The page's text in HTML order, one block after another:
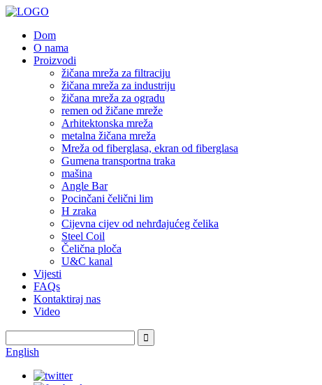
Dom
O nama
Proizvodi
žičana mreža za filtraciju
žičana mreža za industriju
žičana mreža za ogradu
remen od žičane mreže
Arhitektonska mreža
metalna žičana mreža
Mreža od fiberglasa, ekran od fiberglasa
Gumena transportna traka
mašina
Angle Bar
Pocinčani čelični lim
H zraka
Cijevna cijev od nehrđajućeg čelika
Steel Coil
Čelična ploča
U&C kanal
Vijesti
FAQs
Kontaktiraj nas
Video
English